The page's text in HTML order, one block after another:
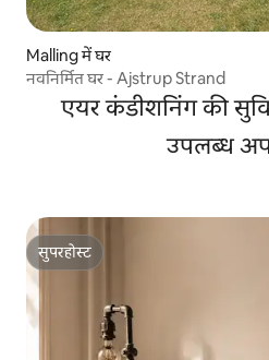
Malling में घर
नवनिर्मित घर - Ajstrup Strand
एयर कंडीशनिंग की
उपलब्ध
सुपरहोस्ट
सुपरहोस्ट